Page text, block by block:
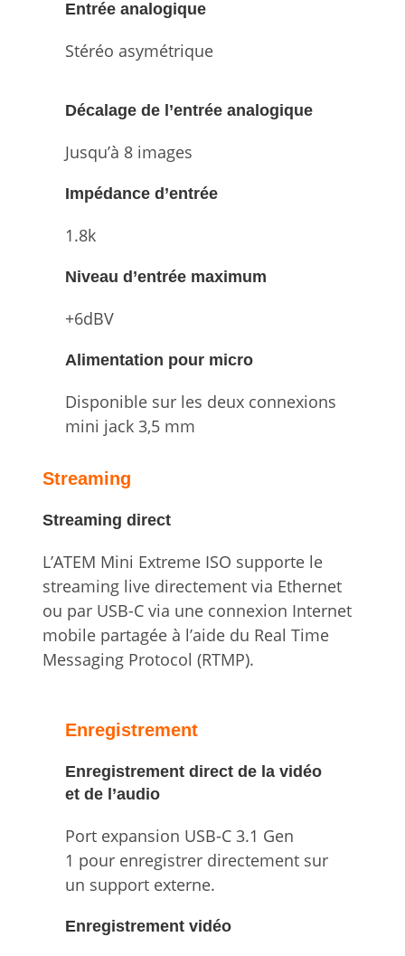
Entrée analogique
Stéréo asymétrique
Décalage de l’entrée analogique
Jusqu’à 8 images
Impédance d’entrée
1.8k
Niveau d’entrée maximum
+6dBV
Alimentation pour micro
Disponible sur les deux connexions
mini jack 3,5 mm
Streaming
Streaming direct
L’ATEM Mini Extreme ISO supporte le
streaming live directement via Ethernet
ou par USB-C via une connexion Internet
mobile partagée à l’aide du Real Time
Messaging Protocol (RTMP).
Enregistrement
Enregistrement direct de la vidéo
et de l’audio
Port expansion USB-C 3.1 Gen
1 pour enregistrer directement sur
un support externe.
Enregistrement vidéo